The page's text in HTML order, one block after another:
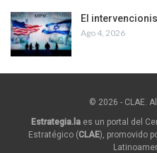
El
Ago 4, 2026
© 2026 - CLAE.
Estrategia.la es un portal del
Estratégico (CLAE), promovido